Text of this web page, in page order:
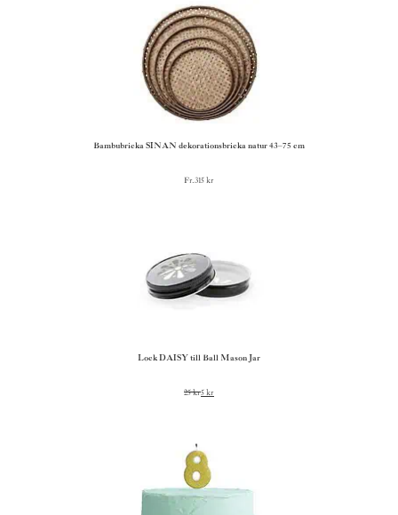
Bambubricka SINAN dekorationsbricka natur 43–75 cm
Fr. 315kr
Lock DAISY till Ball Mason Jar
25kr5kr